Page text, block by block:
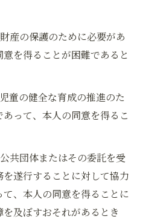
産の保護のために必要があ
を得ることが困難であると
童の健全な育成の推進のた
って、本人の同意を得るこ
共団体またはその委託を受
遂行することに対して協力
、本人の同意を得ることに
及ぼすおそれがあるとき